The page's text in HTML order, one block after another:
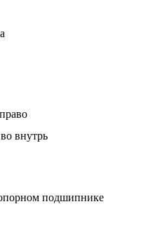
внутрь
подшипнике